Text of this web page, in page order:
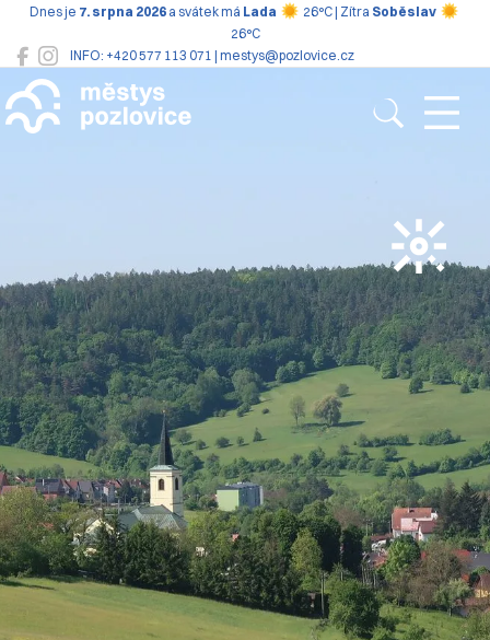
INFO: +420 577 113 071 | mestys@pozlovice.cz
Dnes je 7. srpna 2026 a svátek má Lada 26°C | Zítra Soběslav
26°C
Pozlovice